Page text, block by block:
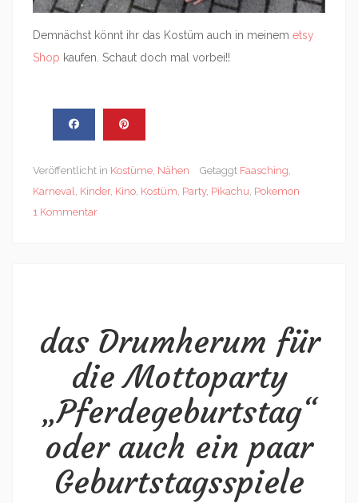
Demnächst könnt ihr das Kostüm auch in meinem etsy
Shop kaufen. Schaut doch mal vorbei!!
Veröffentlicht in Kostüme Nähen Getaggt Faasching
Karneval Kinder, Kino Kostüm Party, Pikachu Pokemon
1 Kommentar
das Drumherum für
die Mottoparty
„Pferdegeburtstag“
oder auch ein paar
Geburtstagsspiele